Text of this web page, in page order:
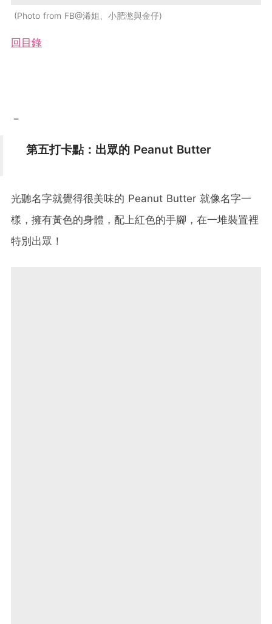
Photo from FB@浠姐、小肥滺與金仔
回目錄
－
第五打卡點：出眾的 Peanut Butter
光聽名字就覺得很美味的 Peanut Butter 就像名字一
樣，擁有黃色的身體，配上紅色的手腳，在一堆裝置裡
特別出眾！